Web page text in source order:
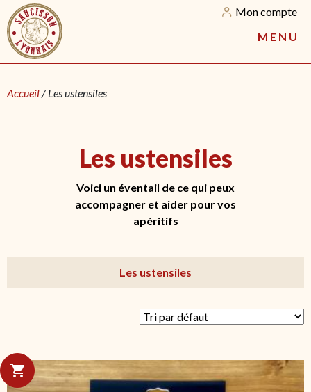
Mon compte
M E N U
Accueil/ Les ustensiles
Les ustensiles
Voici un éventail de ce qui peux
accompagner et aider pour vos
apéritifs
Les ustensiles